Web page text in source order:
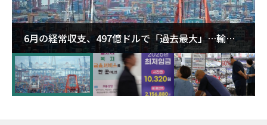
6月の経常収支、497億ドルで「過去最大」…輸出
が初の1000億ドル突破